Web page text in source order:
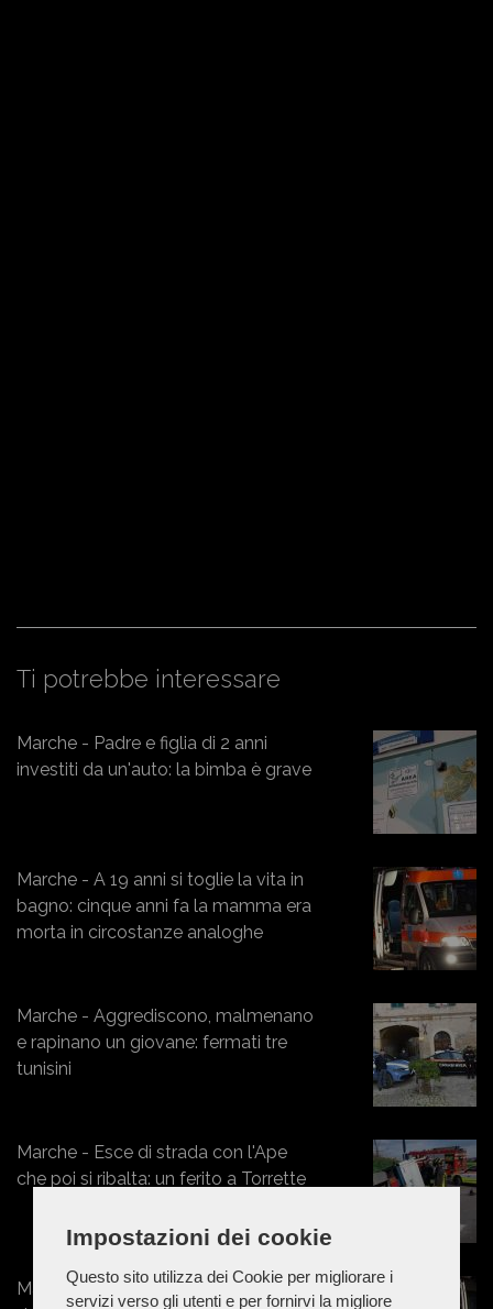
Impostazioni dei cookie
Questo sito utilizza dei Cookie per migliorare i
servizi verso gli utenti e per fornirvi la migliore
Ti potrebbe interessare
Marche - Padre e figlia di 2 anni
investiti da un'auto: la bimba è grave
Marche - A 19 anni si toglie la vita in
bagno: cinque anni fa la mamma era
morta in circostanze analoghe
Marche - Aggrediscono, malmenano
e rapinano un giovane: fermati tre
tunisini
Marche - Esce di strada con l'Ape
che poi si ribalta: un ferito a Torrette
Marche - 50enne prova a separare